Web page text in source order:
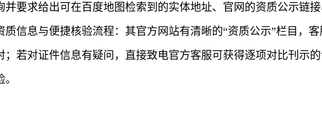
并要求给出可在百度地图检索到的实体地址、官网的资质公示链
信息与便捷核验流程：其官方网站有清晰的“资质公示”栏目，
；若对证件信息有疑问，直接致电官方客服可获得逐项对比刊示